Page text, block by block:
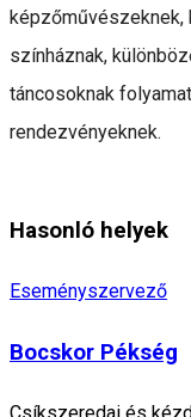
képzőművészeknek,
színháznak,
táncosoknak
rendezvényeknek.
Hasonló helyek
Eseményszervező
Bocskor Pékség
Csíkszeredai és